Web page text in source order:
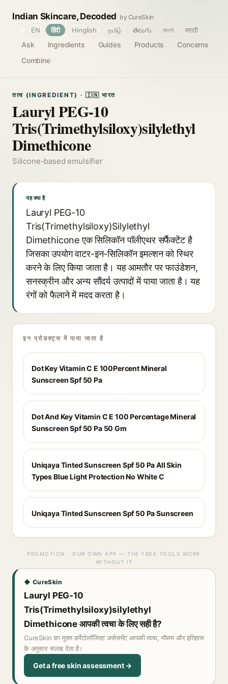
Indian Skincare, Decoded by CureSkin
Ask Ingredients Guides Products
Concerns
Combine
EN हिंदी Hinglish தமிழ் తెలుగు বাংলা मराठी
तत्व (INGREDIENT) · 🇮🇳 भारत
Lauryl PEG-10
Tris(Trimethylsiloxy)silylethyl
Dimethicone
Silicone-based emulsifier
यह क्या है
Lauryl PEG-10
Tris(Trimethylsiloxy)Silylethyl
Dimethicone एक सिलिकॉन पॉलीएथर सर्फैक्टेंट है
जिसका उपयोग वाटर-इन-सिलिकॉन इमल्शन को स्थिर
करने के लिए किया जाता है। यह आमतौर पर फाउंडेशन,
सनस्क्रीन और अन्य सौंदर्य उत्पादों में पाया जाता है। यह
रंगों को फैलाने में मदद करता है।
इन प्रोडक्ट्स में पाया जाता है
Dot Key Vitamin C E 100Percent Mineral
Sunscreen Spf 50 Pa
Dot And Key Vitamin C E 100 Percentage Mineral
Sunscreen Spf 50 Pa 50 Gm
Uniqaya Tinted Sunscreen Spf 50 Pa All Skin
Types Blue Light Protection No White C
Uniqaya Tinted Sunscreen Spf 50 Pa Sunscreen
PROMOTION · OUR OWN APP — THE FREE TOOLS WORK
WITHOUT IT
◆ CureSkin
Lauryl PEG-10
Tris(Trimethylsiloxy)silylethyl
Dimethicone आपकी त्वचा के लिए सही है?
CureSkin का मुफ़्त डर्मेटोलॉजिस्ट असेसमेंट आपकी त्वचा, मौसम और इतिहास
के अनुसार सलाह देता है।
Get a free skin assessment →